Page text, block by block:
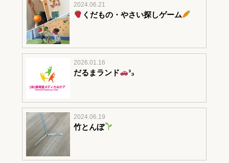
2024.06.21
くだもの・やさい探しゲーム
2026.01.16
だるまランド ³₃
2024.06.19
竹とんぼ